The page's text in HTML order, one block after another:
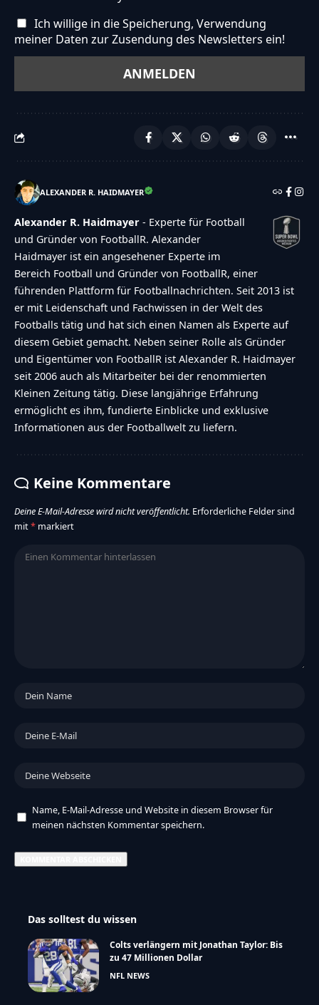
Ich willige in die Speicherung, Verwendung
meiner Daten zur Zusendung des Newsletters ein!
ALEXANDER R. HAIDMAYER
Alexander R. Haidmayer - Experte für Football
und Gründer von FootballR. Alexander
Haidmayer ist ein angesehener Experte im
Bereich Football und Gründer von FootballR, einer
führenden Plattform für Footballnachrichten. Seit 2013 ist
er mit Leidenschaft und Fachwissen in der Welt des
Footballs tätig und hat sich einen Namen als Experte auf
diesem Gebiet gemacht. Neben seiner Rolle als Gründer
und Eigentümer von FootballR ist Alexander R. Haidmayer
seit 2006 auch als Mitarbeiter bei der renommierten
Kleinen Zeitung tätig. Diese langjährige Erfahrung
ermöglicht es ihm, fundierte Einblicke und exklusive
Informationen aus der Footballwelt zu liefern.
Keine Kommentare
Deine E-Mail-Adresse wird nicht veröffentlicht. Erforderliche Felder sind
mit* markiert
Name, E-Mail-Adresse und Website in diesem Browser für
meinen nächsten Kommentar speichern.
Das solltest du wissen
Colts verlängern mit Jonathan Taylor: Bis
zu 47 Millionen Dollar
NFL NEWS